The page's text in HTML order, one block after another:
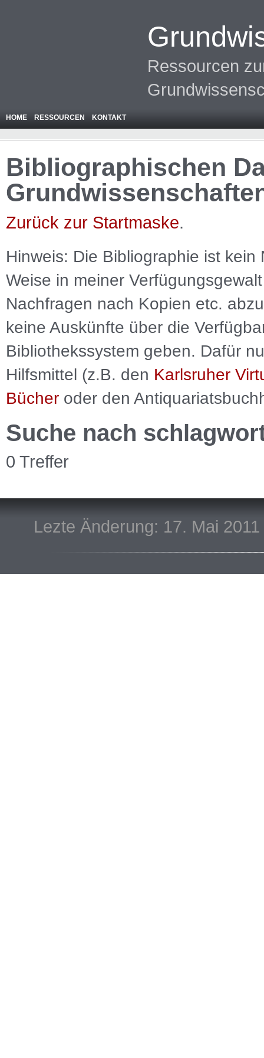
Ressourcen
HOME RESSOURCEN KONTAKT
Bibliographischen
Zurück zur Startmaske.
Hinweis: Die Bibliographie ist kein
Weise in meiner
Nachfragen nach Kopien etc.
keine Auskünfte über die
Bibliothekssystem geben. Dafür
Hilfsmittel (z.B. den Karlsruher
Bücher oder den
Suche nach
0 Treffer
Lezte Änderung: 17. Mai